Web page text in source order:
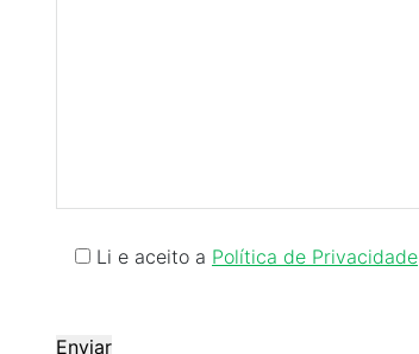
Li e aceito a Política de Privacidade